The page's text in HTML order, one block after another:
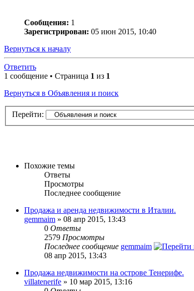
Сообщения: 1
Зарегистрирован: 05 июн 2015, 10:40
Вернуться к началу
Ответить
1 сообщение • Страница 1 из 1
Вернуться в Объявления и поиск
Перейти:
Похожие темы
Ответы
Просмотры
Последнее сообщение
Продажа и аренда недвижимости в Италии.
gemmaim » 08 апр 2015, 13:43
0 Ответы
2579 Просмотры
Последнее сообщение gemmaim
08 апр 2015, 13:43
Продажа недвижимости на острове Тенерифе.
villatenerife » 10 мар 2015, 13:16